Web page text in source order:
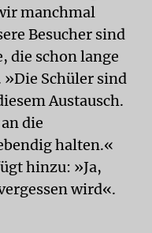
manchmal
Besucher sind
die schon lange
Schüler sind
Austausch.
die
halten.«
hinzu: »Ja,
wird«.